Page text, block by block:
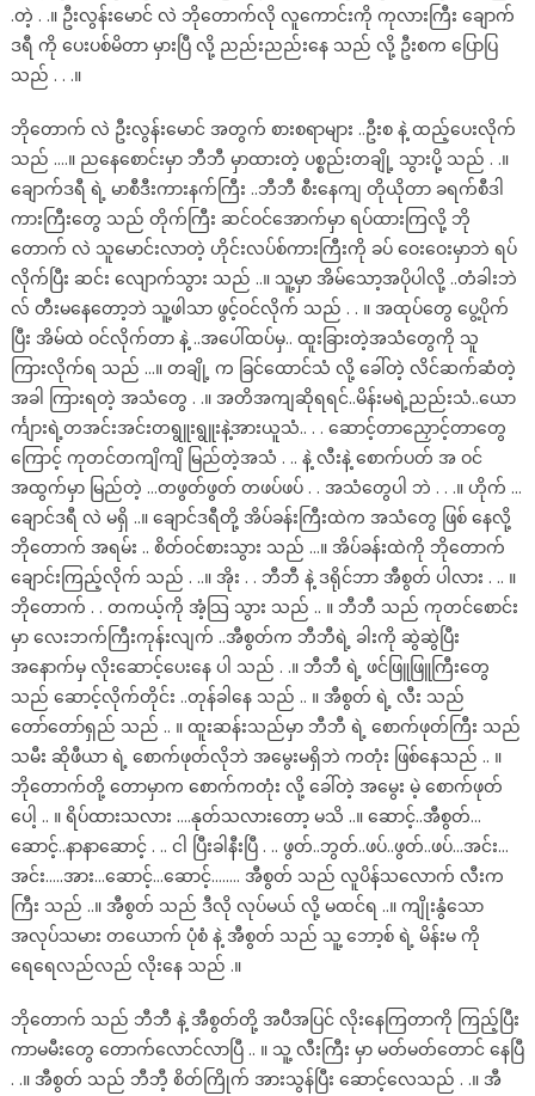
.တဲ့ . .။ ဦးလွန်းမောင် လဲ ဘိုတောက်လို လူကောင်းကို ကုလားကြီး ချောက်
ဒရီ ကို ပေးပစ်မိတာ မှားပြီ လို့ ညည်းညည်းနေ သည် လို့ ဦးစက ပြောပြ
သည် . . .။
ဘိုတောက် လဲ ဦးလွန်းမောင် အတွက် စားစရာများ ..ဦးစ နဲ့ ထည့်ပေးလိုက်
သည် ….။ ညနေစောင်းမှာ ဘီဘီ မှာထားတဲ့ ပစ္စည်းတချို့ သွားပို့ သည် . .။
ချောက်ဒရီ ရဲ့ မာစီဒီးကားနက်ကြီး ..ဘီဘီ စီးနေကျ တိုယိုတာ ခရက်စီဒါ
ကားကြီးတွေ သည် တိုက်ကြီး ဆင်ဝင်အောက်မှာ ရပ်ထားကြလို့ ဘို
တောက် လဲ သူမောင်းလာတဲ့ ဟိုင်းလပ်စ်ကားကြီးကို ခပ် ဝေးဝေးမှာဘဲ ရပ်
လိုက်ပြီး ဆင်း လျောက်သွား သည် ..။ သူ့မှာ အိမ်သော့အပိုပါလို့ ..တံခါးဘဲ
လ် တီးမနေတော့ဘဲ သူ့ဖါသာ ဖွင့်ဝင်လိုက် သည် . . ။ အထုပ်တွေ ပွေ့ပိုက်
ပြီး အိမ်ထဲ ဝင်လိုက်တာ နဲ့ ..အပေါ်ထပ်မှ.. ထူးခြားတဲ့အသံတွေကို သူ
ကြားလိုက်ရ သည် …။ တချို့ က ခြင်ထောင်သံ လို့ ခေါ်တဲ့ လိင်ဆက်ဆံတဲ့
အခါ ကြားရတဲ့ အသံတွေ . .။ အတိအကျဆိုရရင်..မိန်းမရဲ့ညည်းသံ..ယော
င်္ကျားရဲ့တအင်းအင်းတရွူးရွူးနဲ့အားယူသံ.. . . ဆောင့်တာညှောင့်တာတွေ
ကြောင့် ကုတင်တကျိကျိ မြည်တဲ့အသံ . .. နဲ့ လီးနဲ့ စောက်ပတ် အ ဝင်
အထွက်မှာ မြည်တဲ့ …တဖွတ်ဖွတ် တဖပ်ဖပ် . . အသံတွေပါ ဘဲ . . .။ ဟိုက် …
ချောင်ဒရီ လဲ မရှိ ..။ ချောင်ဒရီတို့ အိပ်ခန်းကြီးထဲက အသံတွေ ဖြစ် နေလို့
ဘိုတောက် အရမ်း .. စိတ်ဝင်စားသွား သည် …။ အိပ်ခန်းထဲကို ဘိုတောက်
ချောင်းကြည့်လိုက် သည် . ..။ အိုး . . ဘီဘီ နဲ့ ဒရိုင်ဘာ အီစွတ် ပါလား . .. ။
ဘိုတောက် . . တကယ့်ကို အံ့သြ သွား သည် .. ။ ဘီဘီ သည် ကုတင်စောင်း
မှာ လေးဘက်ကြီးကုန်းလျက် ..အီစွတ်က ဘီဘီရဲ့ ခါးကို ဆွဲဆွဲပြီး
အနောက်မှ လိုးဆောင့်ပေးနေ ပါ သည် . .။ ဘီဘီ ရဲ့ ဖင်ဖြူဖြူကြီးတွေ
သည် ဆောင့်လိုက်တိုင်း ..တုန်ခါနေ သည် .. ။ အီစွတ် ရဲ့ လီး သည်
တော်တော်ရှည် သည် .. ။ ထူးဆန်းသည်မှာ ဘီဘီ ရဲ့ စောက်ဖုတ်ကြီး သည်
သမီး ဆိုဖီယာ ရဲ့ စောက်ဖုတ်လိုဘဲ အမွေးမရှိဘဲ ကတုံး ဖြစ်နေသည် .. ။
ဘိုတောက်တို့ တောမှာက စောက်ကတုံး လို့ ခေါ်တဲ့ အမွေး မဲ့ စောက်ဖုတ်
ပေါ့ .. ။ ရိပ်ထားသလား ….နုတ်သလားတော့ မသိ ..။ ဆောင့်..အီစွတ်…
ဆောင့်..နာနာဆောင့် . .. ငါ ပြီးခါနီးပြီ . .. ဖွတ်..ဘွတ်..ဖပ်..ဖွတ်..ဖပ်…အင်း…
အင်း…..အား…ဆောင့်…ဆောင့်…….. အီစွတ် သည် လူပိန်သလောက် လီးက
ကြီး သည် ..။ အီစွတ် သည် ဒီလို လုပ်မယ် လို့ မထင်ရ ..။ ကျိုးနွံသော
အလုပ်သမား တယောက် ပုံစံ နဲ့ အီစွတ် သည် သူ့ ဘော့စ် ရဲ့ မိန်းမ ကို
ရေရေလည်လည် လိုးနေ သည် .။
ဘိုတောက် သည် ဘီဘီ နဲ့ အီစွတ်တို့ အပီအပြင် လိုးနေကြတာကို ကြည့်ပြီး
ကာမမီးတွေ တောက်လောင်လာပြီ .. ။ သူ့ လီးကြီး မှာ မတ်မတ်တောင် နေပြီ
. .။ အီစွတ် သည် ဘီဘီ့ စိတ်ကြိုက် အားသွန်ပြီး ဆောင့်လေသည် . .။ အီ